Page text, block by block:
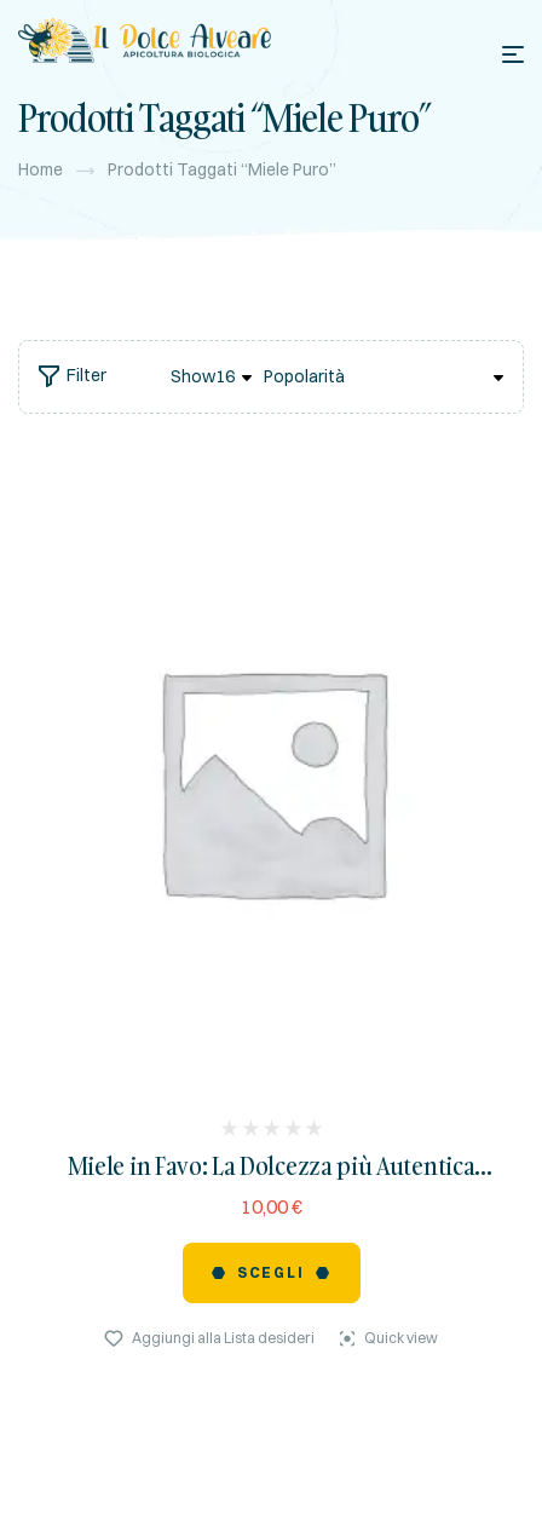
Prodotti Taggati “miele Puro”
Home Prodotti Taggati “miele Puro”
Filter Show
Miele in Favo: La Dolcezza più Autentica
dell’Alveare
reviews)
10,00€
SCEGLI
Aggiungi alla Lista desideri Quick view